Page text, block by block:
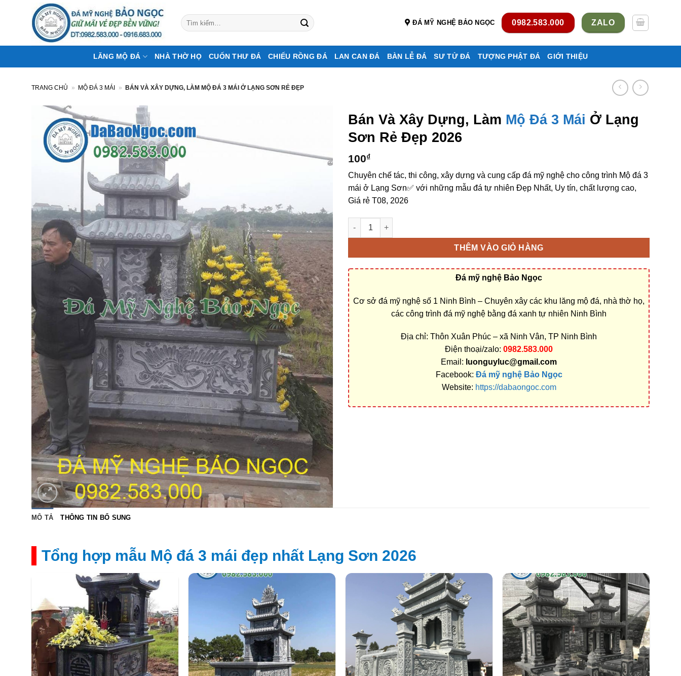
dung
Tìm
kiếm:
ĐÁ MỸ NGHỆ BẢO NGỌC 0982.583.000 ZALO
LĂNG MỘ ĐÁ NHÀ THỜ HỌ CUỐN THƯ ĐÁ CHIẾU RỒNG ĐÁ LAN CAN ĐÁ BÀN LỄ ĐÁ SƯ TỬ ĐÁ TƯỢNG PHẬT ĐÁ GIỚI THIỆU
TRANG CHỦ » MỘ ĐÁ 3 MÁI » BÁN VÀ XÂY DỰNG, LÀM MỘ ĐÁ 3 MÁI Ở LẠNG SƠN RẺ ĐẸP
Bán Và Xây Dựng, Làm Mộ Đá 3 Mái Ở Lạng
Sơn Rẻ Đẹp 2026
100₫
Chuyên chế tác, thi công, xây dựng và cung cấp đá mỹ nghệ cho công trình Mộ đá 3
mái ở Lạng Sơn✅ với những mẫu đá tự nhiên Đẹp Nhất, Uy tín, chất lượng cao,
Giá rẻ T08, 2026
Bán và xây dựng, làm Mộ đá 3 mái ở Lạng Sơn rẻ đẹp số lượng
THÊM VÀO GIỎ HÀNG
Đá mỹ nghệ Bảo Ngọc
Cơ sở đá mỹ nghệ số 1 Ninh Bình – Chuyên xây các khu lăng mộ đá, nhà thờ họ,
các công trình đá mỹ nghệ bằng đá xanh tự nhiên Ninh Bình
Địa chỉ: Thôn Xuân Phúc – xã Ninh Vân, TP Ninh Bình
Điện thoại/zalo: 0982.583.000
Email: luonguyluc@gmail.com
Facebook: Đá mỹ nghệ Bảo Ngọc
Website: https://dabaongoc.com
MÔ TẢ THÔNG TIN BỔ SUNG
Tổng hợp mẫu Mộ đá 3 mái đẹp nhất Lạng Sơn 2026